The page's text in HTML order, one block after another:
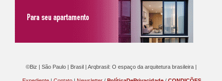
©Biz | São Paulo | Brasil | Arqbrasil: O espaço da arquitetura brasileira |